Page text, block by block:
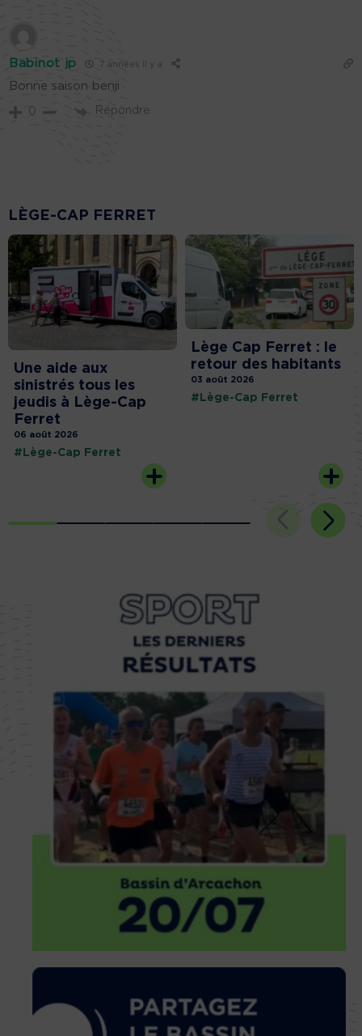
Babinot jp 7 années il y a
Bonne saison benji
0 Répondre
LÈGE-CAP FERRET
Une aide aux
sinistrés tous les
jeudis à Lège-Cap
Ferret
06 août 2026
#Lège-Cap Ferret
Lège Cap Ferret : le
retour des habitants
03 août 2026
#Lège-Cap Ferret